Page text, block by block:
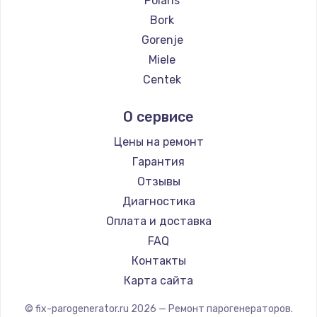
Замена температурного датчика
2500 руб.
Заказать
Замена электроконфорки
Заказать
Техобслуживание
900 руб.
Заказать
Установка / подключение / демонтаж
1300 руб.
Заказать
Bork
Gorenje
Miele
Centek
Hotpoint Ariston
DELTA
Silter
Chayka
Beko
Vivitek
RED solution
О сервисе
Цены на ремонт
Гарантия
Отзывы
Диагностика
Оплата и доставка
FAQ
Контакты
Карта сайта
© fix-parogenerator.ru 2026 — Ремонт парогенераторов.